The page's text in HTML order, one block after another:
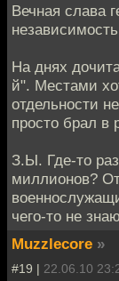
Вечная слава
На днях
й". Местами
отдельности
просто брал в
З.Ы. Где-то
миллионов?
чего-то не
Muzzlecore »
#19 | 22.06.10